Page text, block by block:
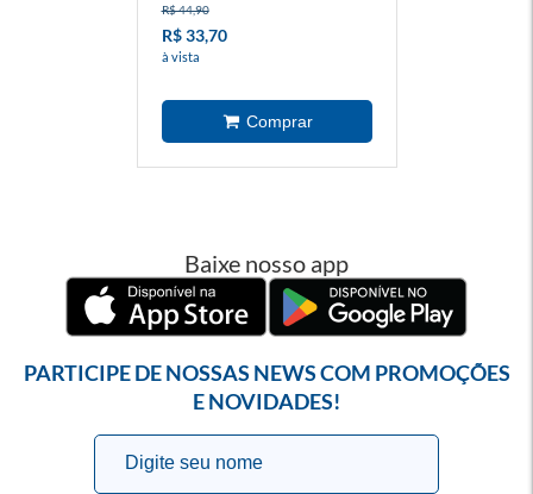
R$ 44,90
R$ 33,70
à vista
Baixe nosso app
PARTICIPE DE NOSSAS NEWS COM PROMOÇÕES
E NOVIDADES!